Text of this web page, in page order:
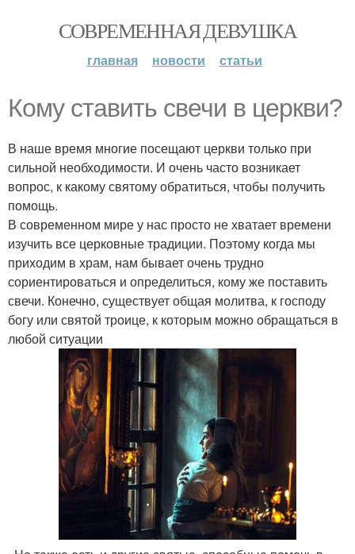
СОВРЕМЕННАЯ ДЕВУШКА
главная новости статьи
Кому ставить свечи в церкви?
В наше время многие посещают церкви только при
сильной необходимости. И очень часто возникает
вопрос, к какому святому обратиться, чтобы получить
помощь.
В современном мире у нас просто не хватает времени
изучить все церковные традиции. Поэтому когда мы
приходим в храм, нам бывает очень трудно
сориентироваться и определиться, кому же поставить
свечи. Конечно, существует общая молитва, к господу
богу или святой троице, к которым можно обращаться в
любой ситуации